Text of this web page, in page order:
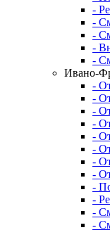
-
-
-
-
-
Ивано-
-
-
-
-
-
-
-
-
-
-
-
-